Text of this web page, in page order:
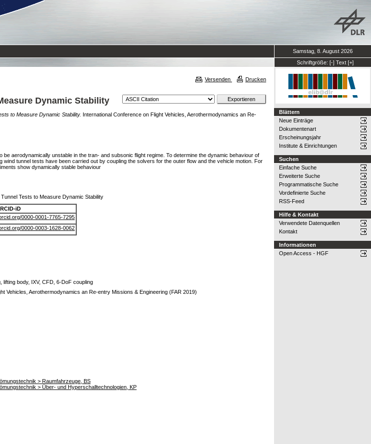
Samstag, 8. August 2026
Schriftgröße: [-] Text [+]
Versenden Drucken
Dynamic Stability
to Measure Dynamic Stability. International Conference on Flight Vehicles, Aerothermodynamics an Re-
aerodynamically unstable in the tran- and subsonic flight regime. To determine the dynamic behaviour of
tunnel tests have been carried out by coupling the solvers for the outer flow and the vehicle motion. For
show dynamically stable behaviour
Tests to Measure Dynamic Stability
iD
0000-0001-7765-7295
0000-0003-1628-0062
lifting body, IXV, CFD, 6-DoF coupling
Vehicles, Aerothermodynamics an Re-entry Missions & Engineering (FAR 2019)
> Raumfahrzeuge, BS
> Über- und Hyperschalltechnologien, KP
Blättern
Neue Einträge
Dokumentenart
Erscheinungsjahr
Institute & Einrichtungen
Suchen
Einfache Suche
Erweiterte Suche
Programmatische Suche
Vordefinierte Suche
RSS-Feed
Hilfe & Kontakt
Verwendete Datenquellen
Kontakt
Informationen
Open Access - HGF